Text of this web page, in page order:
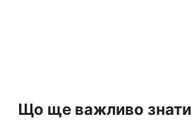
Що ще важливо знати